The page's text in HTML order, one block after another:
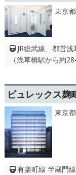
東京
JR総武線、都営
（浅草橋駅から約
ビュレックス麹
東京
有楽町線 半蔵門